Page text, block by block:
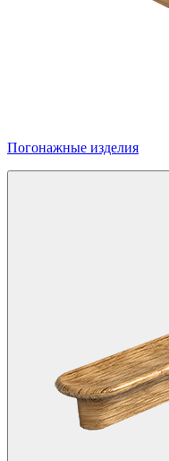
Погонажные изделия